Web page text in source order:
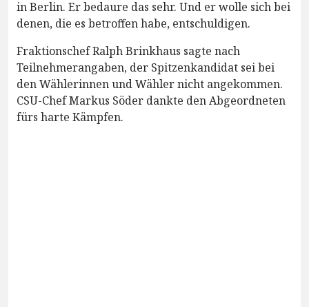
in Berlin. Er bedaure das sehr. Und er wolle sich bei
denen, die es betroffen habe, entschuldigen.
Fraktionschef Ralph Brinkhaus sagte nach
Teilnehmerangaben, der Spitzenkandidat sei bei
den Wählerinnen und Wähler nicht angekommen.
CSU-Chef Markus Söder dankte den Abgeordneten
fürs harte Kämpfen.